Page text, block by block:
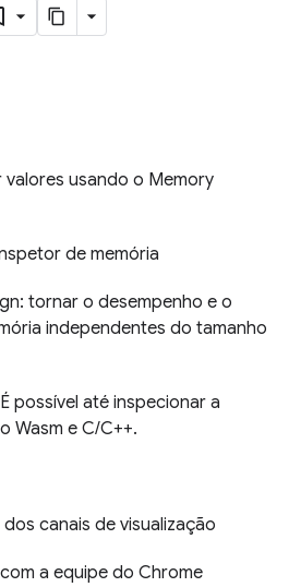
usando o Memory
de memória
tornar o desempenho e o
independentes do tamanho
possível até inspecionar a
Wasm e C/C++.
canais de visualização
a equipe do Chrome